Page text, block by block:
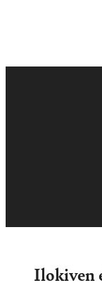
Ilokiven